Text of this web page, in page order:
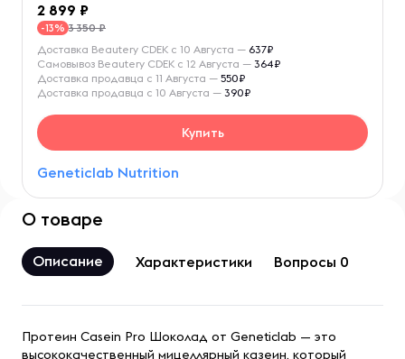
2 899
-13% 3 350 ₽
Geneticlab Nutrition
Доставка Beautery CDEK с 10 Августа — 637₽
Самовывоз Beautery CDEK с 12 Августа — 364₽
Доставка продавца с 11 Августа — 550₽
Доставка продавца с 10 Августа — 390₽
Купить
О товаре
Описание Характеристики Вопросы 0
Протеин Casein Pro Шоколад от Geneticlab — это
высококачественный мицеллярный казеин, который